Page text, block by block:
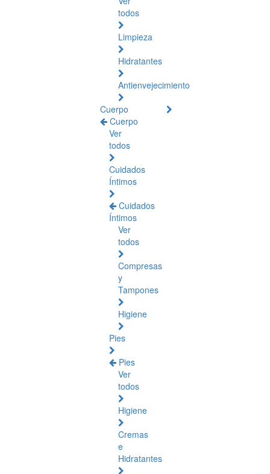
todos
Limpieza
Hidratantes
Antienvejecimiento
Cuerpo
Cuerpo
Ver
todos
Cuidados
Íntimos
Cuidados
Íntimos
Ver
todos
Compresas
y
Tampones
Higiene
Pies
Pies
Ver
todos
Higiene
Cremas
e
Hidratantes